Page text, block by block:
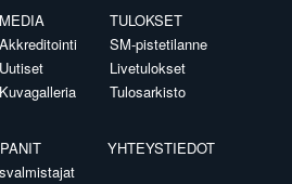
MEDIA
Akkreditointi
Uutiset
Kuvagalleria
TULOKSET
SM-pistetilanne
Livetulokset
Tulosarkisto
YHTEYSTIEDOT